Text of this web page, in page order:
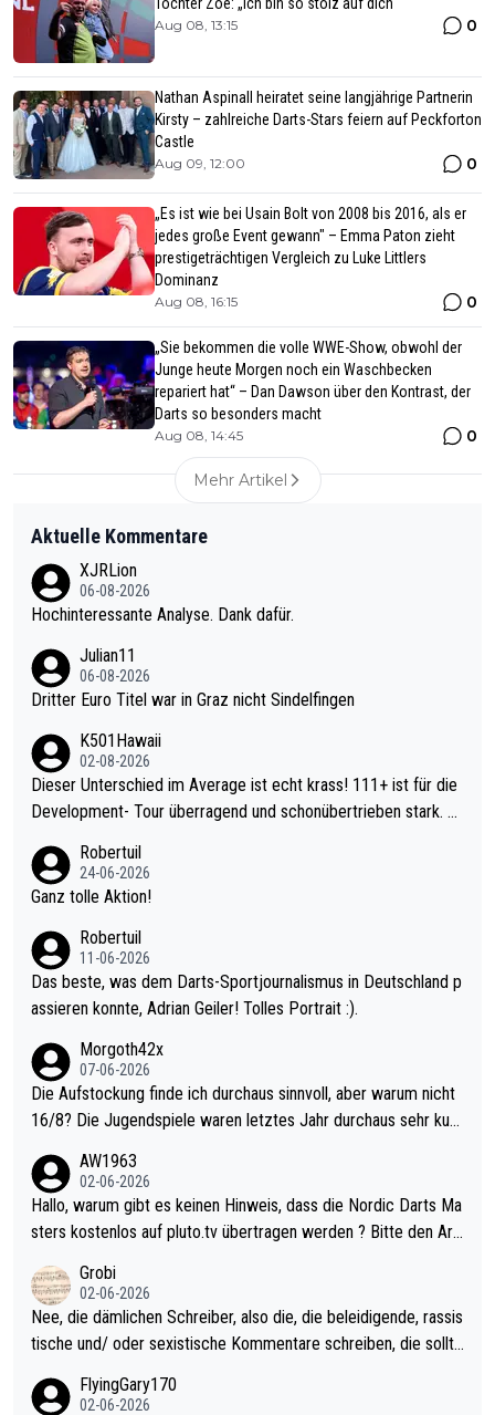
Aug 08, 13:15 0
Nathan Aspinall heiratet seine langjährige Partnerin
Kirsty – zahlreiche Darts-Stars feiern auf Peckforton
Castle
Aug 09, 12:00 0
„Es ist wie bei Usain Bolt von 2008 bis 2016, als er
jedes große Event gewann" – Emma Paton zieht
prestigeträchtigen Vergleich zu Luke Littlers
Dominanz
Aug 08, 16:15 0
„Sie bekommen die volle WWE-Show, obwohl der
Junge heute Morgen noch ein Waschbecken
repariert hat“ – Dan Dawson über den Kontrast, der
Darts so besonders macht
Aug 08, 14:45 0
Mehr Artikel
Aktuelle Kommentare
XJRLion
06-08-2026
Hochinteressante Analyse. Dank dafür.
Julian11
06-08-2026
Dritter Euro Titel war in Graz nicht Sindelfingen
K501Hawaii
02-08-2026
Dieser Unterschied im Average ist echt krass! 111+ ist für die
Development- Tour überragend und schonübertrieben stark. U
mal 40+ erst recht. Da gewinnst keinen Blumentopf - ist ja noc
h krasser wie ein Pokalspiel eines Kreisligisten vs einem Bund
Robertuil
24-06-2026
Ganz tolle Aktion!
Robertuil
11-06-2026
Das beste, was dem Darts-Sportjournalismus in Deutschland p
assieren konnte, Adrian Geiler! Tolles Portrait :).
Morgoth42x
07-06-2026
Die Aufstockung finde ich durchaus sinnvoll, aber warum nicht
16/8? Die Jugendspiele waren letztes Jahr durchaus sehr kurz
Allerdings ist Mitchell Lawrie als Nummer 1 der Welt eh qualifi
ziert. Somit ändert die automatische Qualifikation des Weltmei
sters erstmal nichts. Ich denke sie wollen damit für nächstes J
ohl wenig WDF Turniere spielen. Dies war bei Archie Self letzt
es Jahr der Fall. Er musste als amtierender Weltmeister durch
den Qualifier und ich glaube kaum, dass Mitchel sich das (in Ve
gas) antun würde, wenn er doch eigentlich die PDC-WM als Zi
el hat.
AW1963
02-06-2026
Hallo, warum gibt es keinen Hinweis, dass die Nordic Darts Ma
sters kostenlos auf pluto.tv übertragen werden ? Bitte den Arti
Grobi
02-06-2026
Nee, die dämlichen Schreiber, also die, die beleidigende, rassis
tische und/ oder sexistische Kommentare schreiben, die sollte
s Leben in den Griff kriegen. Nur eins wundert mich: Luke Little
FlyingGary170
02-06-2026